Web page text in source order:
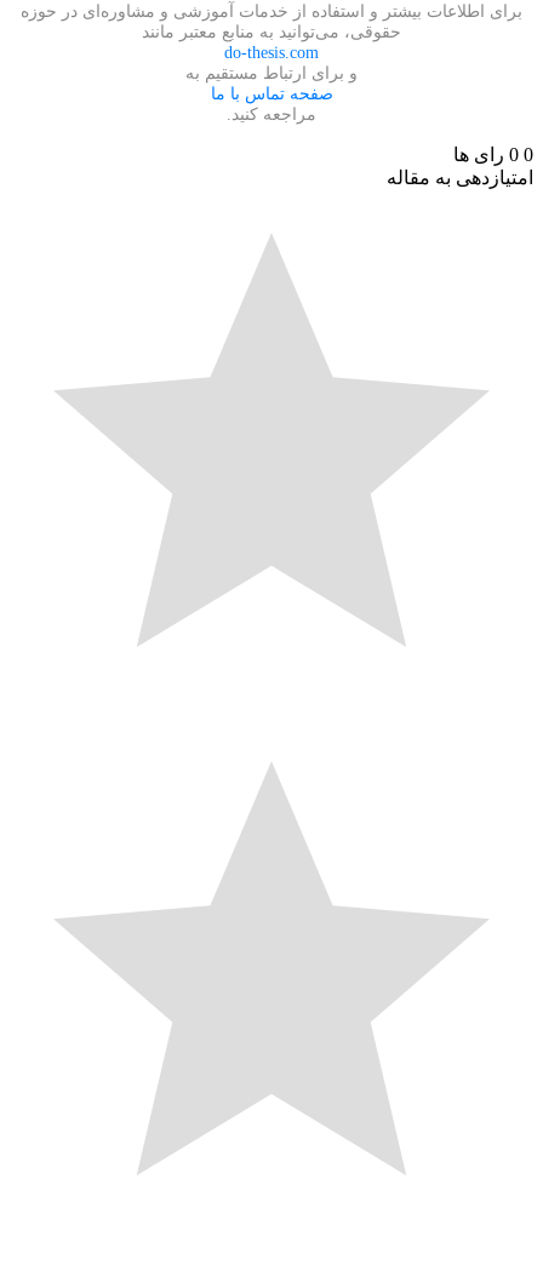
اطلاعات بیشتر و استفاده از خدمات آموزشی و مشاوره‌ای در حوزه
حقوقی، می‌توانید به منابع معتبر مانند
do-thesis.com
و برای ارتباط مستقیم به
صفحه تماس با ما
مراجعه کنید.
رای ها
به مقاله